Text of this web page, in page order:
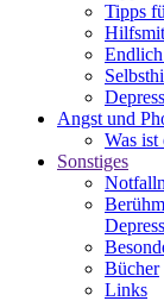
Tipps
Angst und
Was ist
Sonstiges
Bücher
Links